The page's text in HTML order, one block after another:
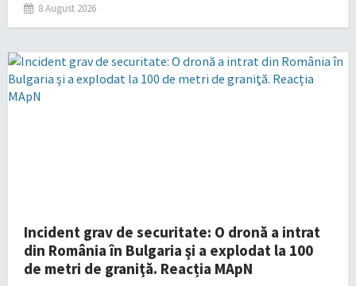
8 August 2026
Incident grav de securitate: O dronă a intrat
din România în Bulgaria şi a explodat la 100
de metri de graniţă. Reacția MApN